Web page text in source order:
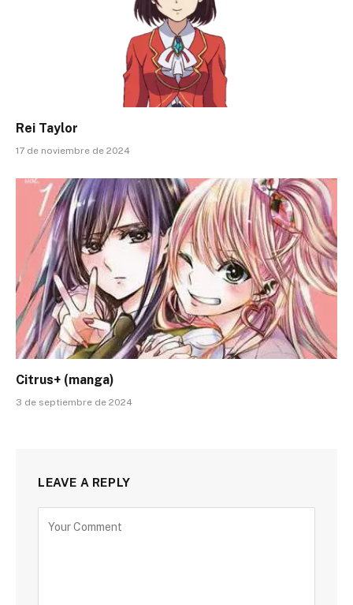
Rei Taylor
17 de noviembre de 2024
Citrus+ (manga)
3 de septiembre de 2024
LEAVE A REPLY